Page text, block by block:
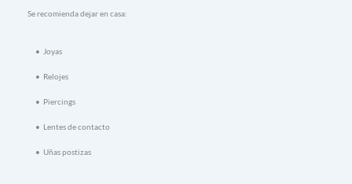
Se recomienda dejar en casa:
Joyas
Relojes
Piercings
Lentes de contacto
Uñas postizas